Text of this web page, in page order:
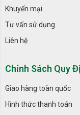
Khuyến mại
Tư vấn sử dụng
Liên hệ
Chính Sách Quy
Giao hàng toàn quốc
Hình thức thanh toán